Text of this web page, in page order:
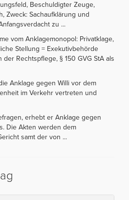
Beschuldigter Zeuge,
Zweck: Sachaufklärung und
zu ...
vom Anklagemonopol: Privatklage,
Stellung = Exekutivbehörde
Rechtspflege, § 150 GVG StA als
Anklage gegen Willi vor dem
im Verkehr vertreten und
erhebt er Anklage gegen
Die Akten werden dem
samt der von ...